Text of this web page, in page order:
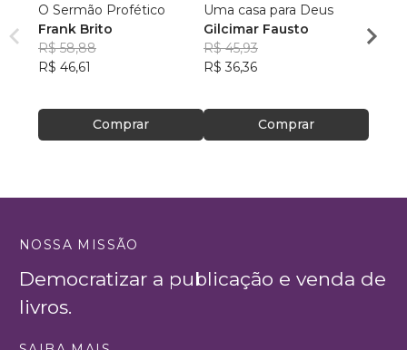
O Sermão Profético
Frank Brito
R$ 58,88
R$ 46,61
Comprar
Uma casa para Deus
Gilcimar Fausto
R$ 45,93
R$ 36,36
Comprar
Fins
Jeff
NOSSA MISSÃO
Democratizar a publicação e venda de
livros.